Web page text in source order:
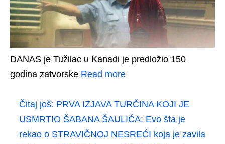
DANAS je Tužilac u Kanadi je predložio 150
godina zatvorske Read more
Čitaj još: PRVA IZJAVA TURČINA KOJI JE
USMRTIO ŠABANA ŠAULIĆA: Evo šta je
rekao o STRAVIČNOJ NESREĆI koja je zavila